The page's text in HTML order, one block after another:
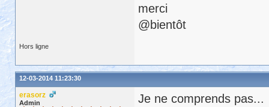
merci
@bientôt
Hors ligne
12-03-2014 11:23:30
erasorz
Admin
Je ne comprends pas...